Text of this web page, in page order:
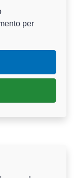
per